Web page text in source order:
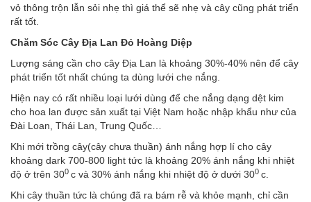
vỏ thông trộn lẫn sỏi nhẹ thì giá thể sẽ nhẹ và cây cũng phát triển
rất tốt.
Chăm Sóc Cây Địa Lan Đỏ Hoàng Diệp
Lượng sáng cần cho cây Địa Lan là khoảng 30%-40% nên để cây
phát triển tốt nhất chúng ta dùng lưới che nắng.
Hiện nay có rất nhiều loại lưới dùng để che nắng dạng dệt kim
cho hoa lan được sản xuất tại Việt Nam hoặc nhập khẩu như của
Đài Loan, Thái Lan, Trung Quốc…
Khi mới trồng cây(cây chưa thuần) ánh nắng hợp lí cho cây
khoảng dark 700-800 light tức là khoảng 20% ánh nắng khi nhiệt
độ ở trên 300 c và 30% ánh nắng khi nhiệt độ ở dưới 300 c.
Khi cây thuần tức là chúng đã ra bám rễ và khỏe mạnh, chỉ cần